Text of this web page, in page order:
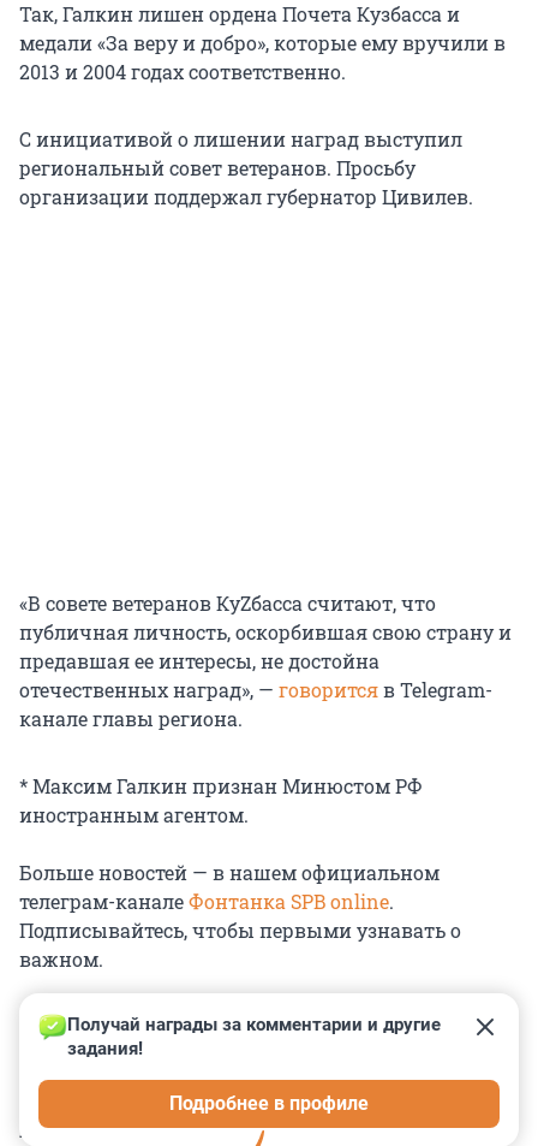
Так, Галкин лишен ордена Почета Кузбасса и
медали «За веру и добро», которые ему вручили в
2013 и 2004 годах соответственно.
С инициативой о лишении наград выступил
региональный совет ветеранов. Просьбу
организации поддержал губернатор Цивилев.
«В совете ветеранов КуZбасса считают, что
публичная личность, оскорбившая свою страну и
предавшая ее интересы, не достойна
отечественных наград», — говоритсяв Telegram-
канале главы региона.
* Максим Галкин признан Минюстом РФ
иностранным агентом.
Больше новостей — в нашем официальном
телеграм-каналеФонтанка SPB online.
Подписывайтесь, чтобы первыми узнавать о
важном.
КОММЕНТАРИИ 25
Получай награды за комментарии и другие
задания!
Подробнее в профиле